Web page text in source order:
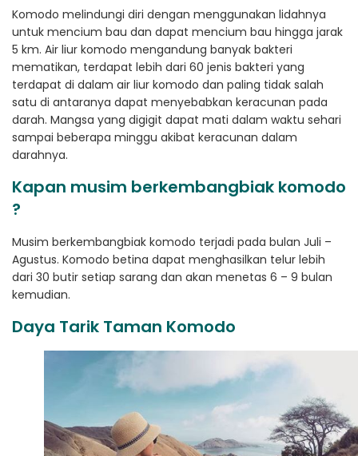
Komodo melindungi diri dengan menggunakan lidahnya
untuk mencium bau dan dapat mencium bau hingga jarak
5 km. Air liur komodo mengandung banyak bakteri
mematikan, terdapat lebih dari 60 jenis bakteri yang
terdapat di dalam air liur komodo dan paling tidak salah
satu di antaranya dapat menyebabkan keracunan pada
darah. Mangsa yang digigit dapat mati dalam waktu sehari
sampai beberapa minggu akibat keracunan dalam
darahnya.
Kapan musim berkembangbiak komodo
?
Musim berkembangbiak komodo terjadi pada bulan Juli –
Agustus. Komodo betina dapat menghasilkan telur lebih
dari 30 butir setiap sarang dan akan menetas 6 – 9 bulan
kemudian.
Daya Tarik Taman Komodo